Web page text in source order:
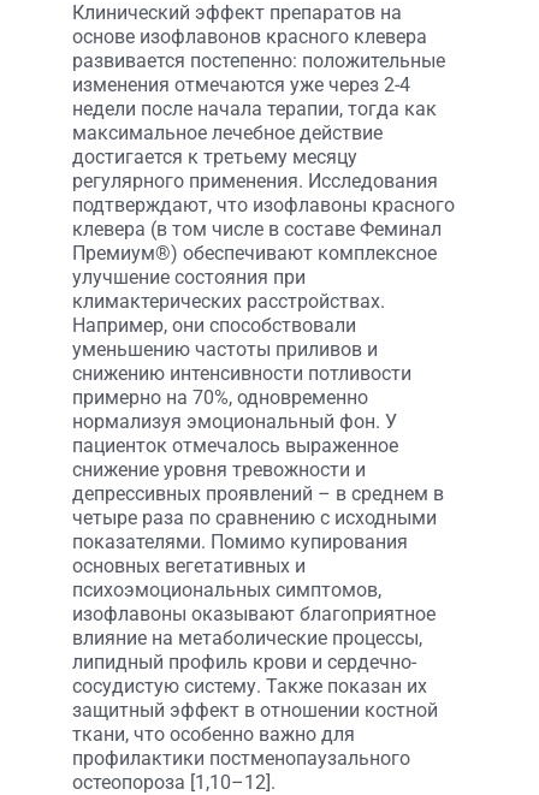
Клинический эффект препаратов на
основе изофлавонов красного клевера
развивается постепенно: положительные
изменения отмечаются уже через 2-4
недели после начала терапии, тогда как
максимальное лечебное действие
достигается к третьему месяцу
регулярного применения. Исследования
подтверждают, что изофлавоны красного
клевера (в том числе в составе Феминал
Премиум®) обеспечивают комплексное
улучшение состояния при
климактерических расстройствах.
Например, они способствовали
уменьшению частоты приливов и
снижению интенсивности потливости
примерно на 70%, одновременно
нормализуя эмоциональный фон. У
пациенток отмечалось выраженное
снижение уровня тревожности и
депрессивных проявлений – в среднем в
четыре раза по сравнению с исходными
показателями. Помимо купирования
основных вегетативных и
психоэмоциональных симптомов,
изофлавоны оказывают благоприятное
влияние на метаболические процессы,
липидный профиль крови и сердечно-
сосудистую систему. Также показан их
защитный эффект в отношении костной
ткани, что особенно важно для
профилактики постменопаузального
остеопороза [1,10–12].